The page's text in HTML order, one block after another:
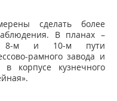
сделать более
В планах –
8-м и 10-м пути
рамного завода и
в корпусе кузнечного